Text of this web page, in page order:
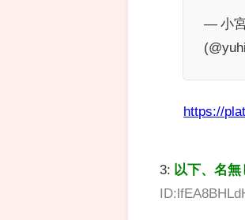
— 小
https://
3: 以下、名